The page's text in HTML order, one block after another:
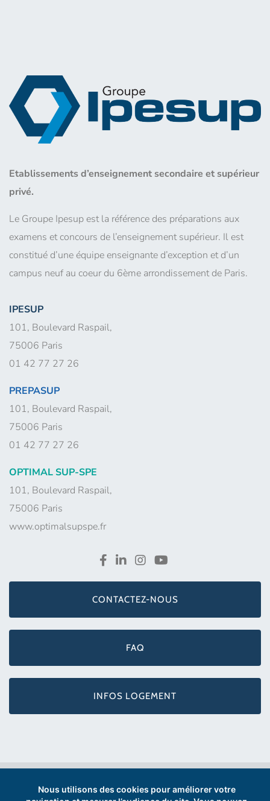
Etablissements d’enseignement secondaire et supérieur
privé.
Le Groupe Ipesup est la référence des préparations aux
examens et concours de l’enseignement supérieur. Il est
constitué d’une équipe enseignante d’exception et d’un
campus neuf au coeur du 6ème arrondissement de Paris.
IPESUP
101, Boulevard Raspail,
75006 Paris
01 42 77 27 26
PREPASUP
101, Boulevard Raspail,
75006 Paris
01 42 77 27 26
OPTIMAL SUP-SPE
101, Boulevard Raspail,
75006 Paris
www.optimalsupspe.fr
CONTACTEZ-NOUS
FAQ
INFOS LOGEMENT
Ipesup © 2026 | Mentions légales| Presse
Nous utilisons des cookies pour améliorer votre